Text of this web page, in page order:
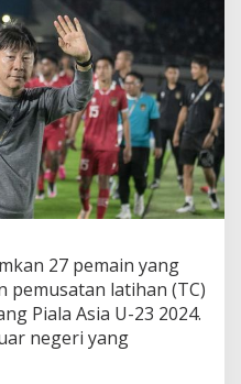
27 pemain yang
latihan (TC)
Piala Asia U-23 2024.
negeri yang